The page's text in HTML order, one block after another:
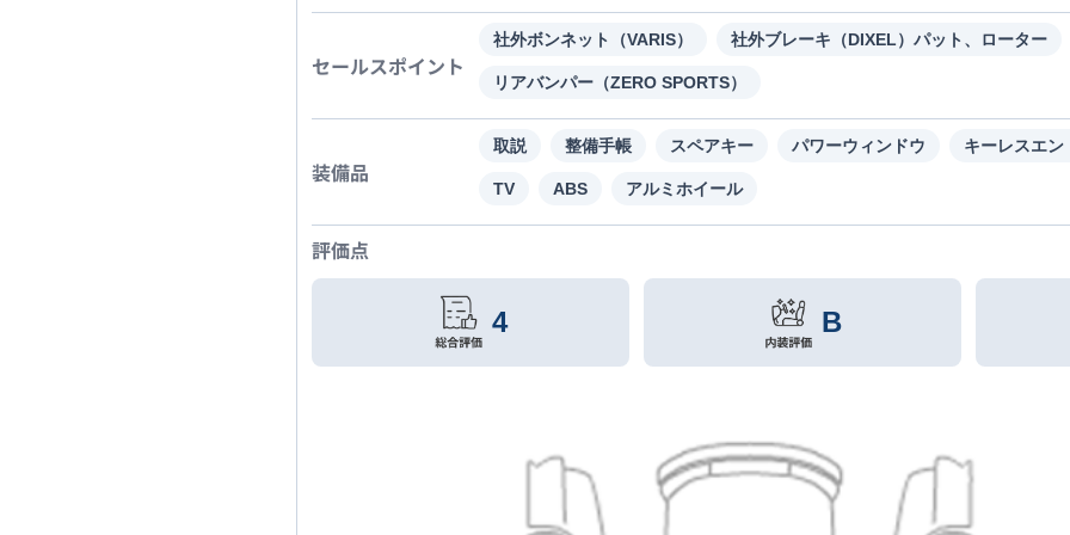
セールスポイント
社外ボンネット（VARIS） 社外ブレーキ（DIXEL）パット、ローター
リアバンパー（ZERO SPORTS）
装備品
取説 整備手帳 スペアキー パワーウィンドウ キーレスエン
TV ABS アルミホイール
評価点
4 B